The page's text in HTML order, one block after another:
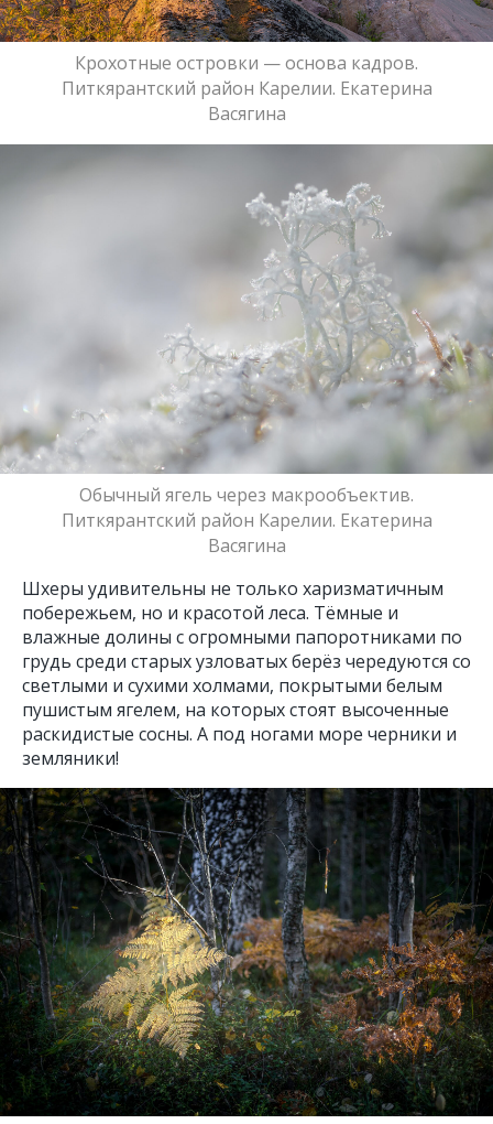
Крохотные островки — основа кадров.
Питкярантский район Карелии. Екатерина
Васягина
Обычный ягель через макрообъектив.
Питкярантский район Карелии. Екатерина
Васягина
Шхеры удивительны не только харизматичным
побережьем, но и красотой леса. Тёмные и
влажные долины с огромными папоротниками по
грудь среди старых узловатых берёз чередуются со
светлыми и сухими холмами, покрытыми белым
пушистым ягелем, на которых стоят высоченные
раскидистые сосны. А под ногами море черники и
земляники!